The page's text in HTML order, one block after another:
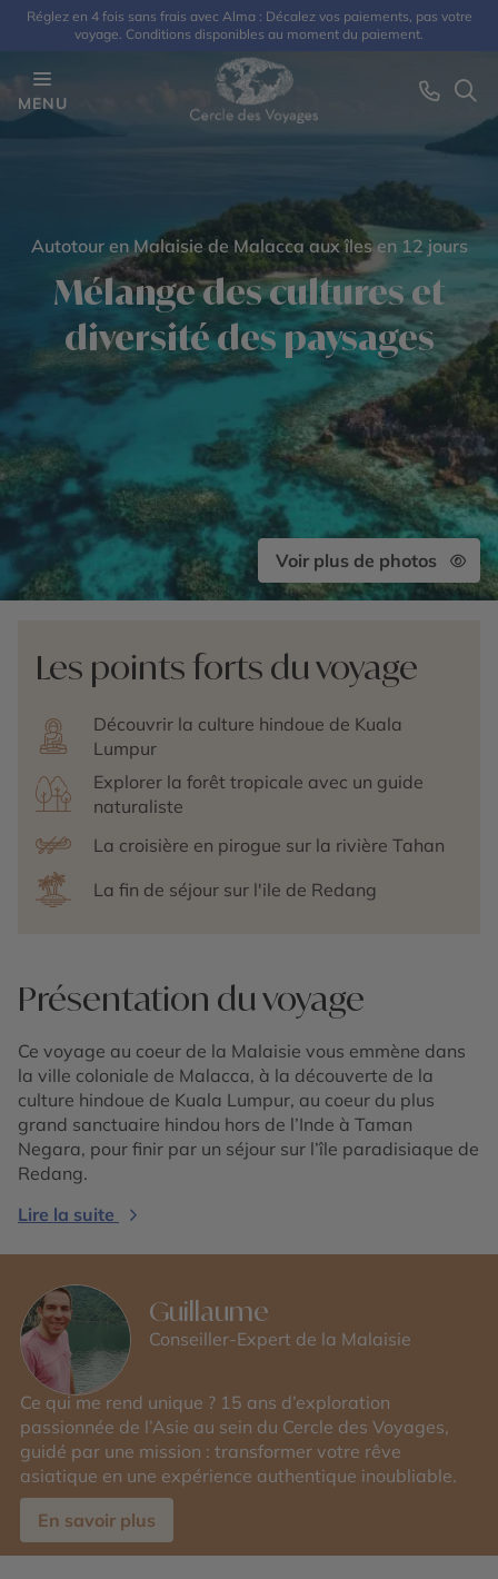
Réglez en 4 fois sans frais avec Alma : Décalez vos paiements, pas votre
voyage. Conditions disponibles au moment du paiement.
MENU
Autotour en Malaisie de Malacca aux îles en 12 jours
Mélange des cultures et
diversité des paysages
Voir plus de photos
Les points forts du voyage
Découvrir la culture hindoue de Kuala
Lumpur
Explorer la forêt tropicale avec un guide
naturaliste
La croisière en pirogue sur la rivière Tahan
La fin de séjour sur l'ile de Redang
Présentation du voyage
Ce voyage au coeur de la Malaisie vous emmène dans
la ville coloniale de Malacca, à la découverte de la
culture hindoue de Kuala Lumpur, au coeur du plus
grand sanctuaire hindou hors de l’Inde à Taman
Negara, pour finir par un séjour sur l’île paradisiaque de
Redang.
Lire la suite
Guillaume
Conseiller-Expert de la Malaisie
Ce qui me rend unique ? 15 ans d’exploration
passionnée de l’Asie au sein du Cercle des Voyages,
guidé par une mission : transformer votre rêve
asiatique en une expérience authentique inoubliable.
En savoir plus